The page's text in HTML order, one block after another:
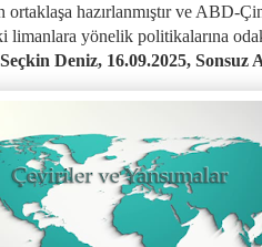
ortaklaşa hazırlanmıştır ve ABD-
limanlara yönelik politikalarına
Seçkin Deniz, 16.09.2025, Sonsuz